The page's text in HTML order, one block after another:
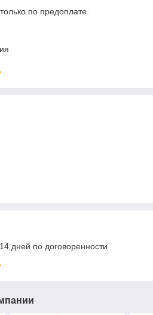
по предоплате.
дней по договоренности